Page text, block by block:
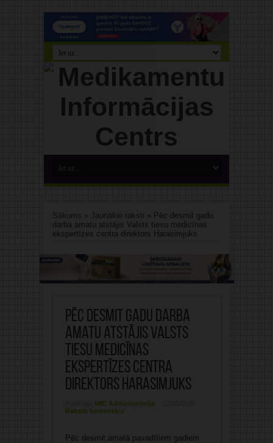
Sākums » Jaunākie raksti » Pēc desmit gadu
darba amatu atstājis Valsts tiesu medicīnas
ekspertīzes centra direktors Harasimjuks
Pēc desmit gadu darba
amatu atstājis Valsts
tiesu medicīnas
ekspertīzes centra
direktors Harasimjuks
MIC Administrācija
Rakstīt komentāru
Pēc desmit amatā pavadītiem gadiem